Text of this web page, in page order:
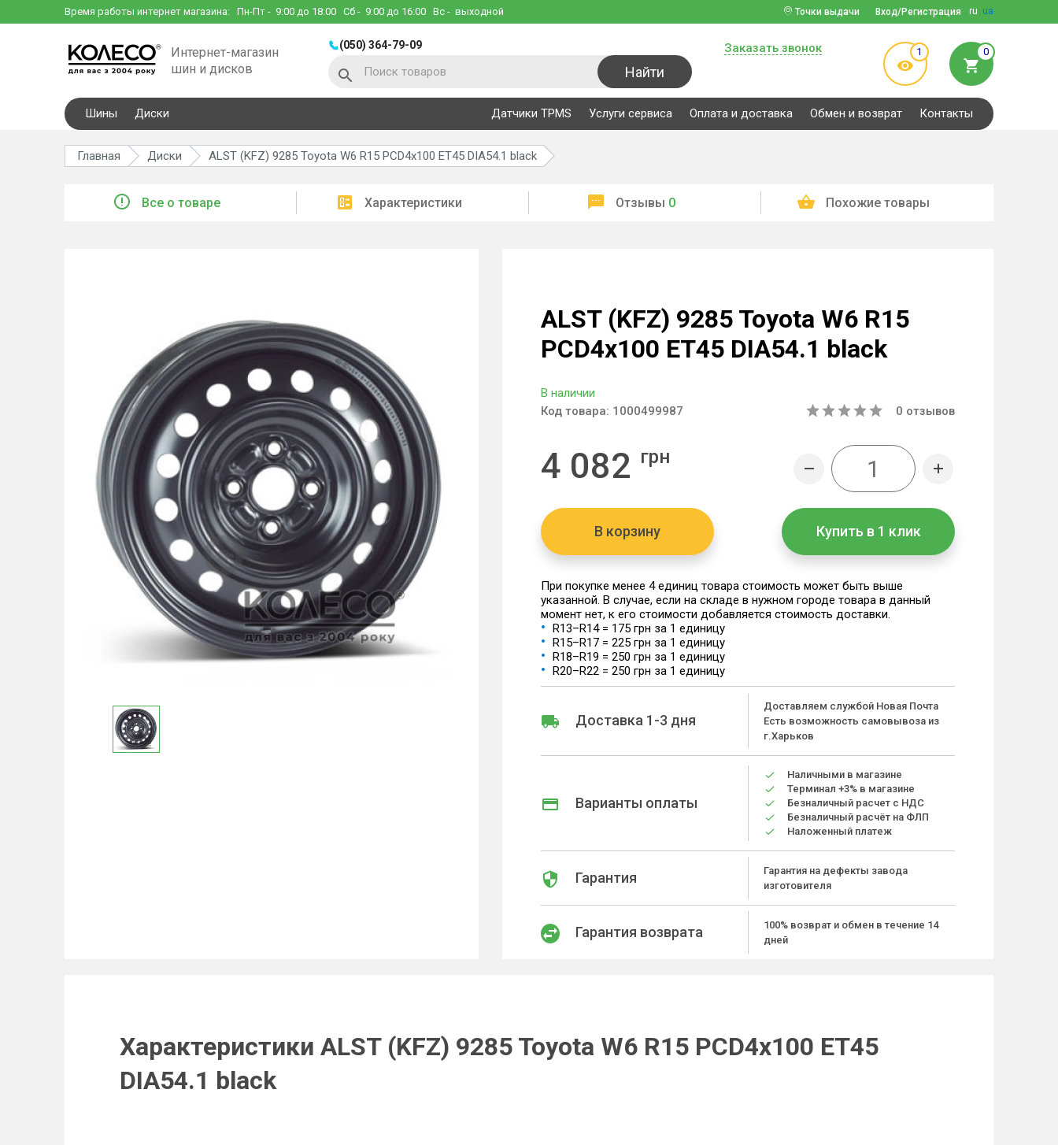
Время работы интернет магазина: Пн-Пт - 9:00 до 18:00 Сб - 9:00 до 16:00 Вс - выходной ru ua
Вход/Регистрация
Точки выдачи
Интернет-магазин
шин и дисков
(050) 364-79-09
Найти
Заказать звонок 1 0
Шины Диски Датчики TPMS Услуги сервиса Оплата и доставка Обмен и возврат Контакты
Главная Диски ALST (KFZ) 9285 Toyota W6 R15 PCD4x100 ET45 DIA54.1 black
Все о товаре Характеристики Отзывы 0 Похожие товары
ALST (KFZ) 9285 Toyota W6 R15
PCD4x100 ET45 DIA54.1 black
В наличии
Код товара: 1000499987 0 отзывов
4 082 грн
В корзину Купить в 1 клик
При покупке менее 4 единиц товара стоимость может быть выше
указанной. В случае, если на складе в нужном городе товара в данный
момент нет, к его стоимости добавляется стоимость доставки.
R13–R14 = 175 грн за 1 единицу
R15–R17 = 225 грн за 1 единицу
R18–R19 = 250 грн за 1 единицу
R20–R22 = 250 грн за 1 единицу
Доставка 1-3 дня
Доставляем службой Новая Почта
Есть возможность самовывоза из
г.Харьков
Варианты оплаты
Наличными в магазине
Терминал +3% в магазине
Безналичный расчет с НДС
Безналичный расчёт на ФЛП
Наложенный платеж
Гарантия
Гарантия на дефекты завода
изготовителя
Гарантия возврата
100% возврат и обмен в течение 14
дней
Характеристики ALST (KFZ) 9285 Toyota W6 R15 PCD4x100 ET45
DIA54.1 black